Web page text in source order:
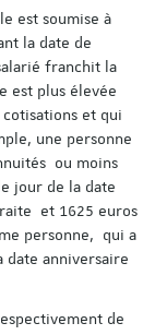
est soumise à
la date de
franchit la
est plus élevée
et qui
une personne
ou moins
jour de la date
et 1625 euros
personne, qui a
date anniversaire
de